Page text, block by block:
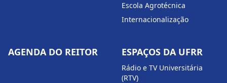
Escola Agrotécnica
Internacionalização
AGENDA DO REITOR ESPAÇOS DA UFRR
Rádio e TV Universitária
(RTV)